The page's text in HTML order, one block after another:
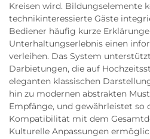
Kreisen wird. Bildungselemente
technikinteressierte Gäste
Bediener häufig kurze
Unterhaltungserlebnis einen
verleihen. Das System
Darbietungen, die auf
eleganten klassischen
hin zu modernen abstrakten
Empfänge, und gewährleistet so
Kompatibilität mit dem
Kulturelle Anpassungen